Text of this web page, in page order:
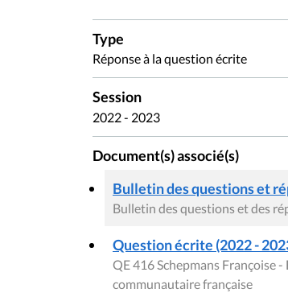
Type
Réponse à la question écrite
Session
2022 - 2023
Document(s) associé(s)
Bulletin des questions et
Bulletin des questions et des
Question écrite (2022 -
QE 416 Schepmans Françoise
communautaire française